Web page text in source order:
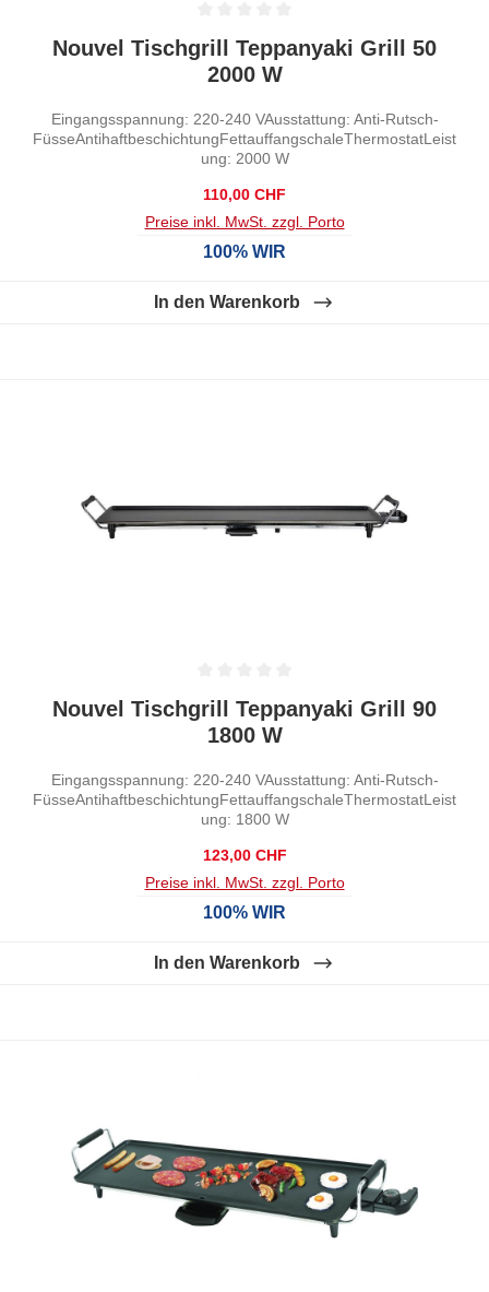
Durchschnittliche Bewertung von 0 von 5 Sternen
Nouvel Tischgrill Teppanyaki Grill 50
2000 W
Eingangsspannung: 220-240 VAusstattung: Anti-Rutsch-
FüsseAntihaftbeschichtungFettauffangschaleThermostatLeist
ung: 2000 W
Regulärer Preis:
110,00 CHF
Preise inkl. MwSt. zzgl. Porto
100% WIR
In den Warenkorb
Durchschnittliche Bewertung von 0 von 5 Sternen
Nouvel Tischgrill Teppanyaki Grill 90
1800 W
Eingangsspannung: 220-240 VAusstattung: Anti-Rutsch-
FüsseAntihaftbeschichtungFettauffangschaleThermostatLeist
ung: 1800 W
Regulärer Preis:
123,00 CHF
Preise inkl. MwSt. zzgl. Porto
100% WIR
In den Warenkorb